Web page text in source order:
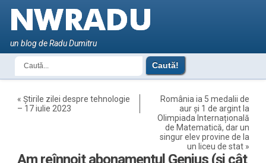
un blog de Radu Dumitru
«Știrile zilei despre tehnologie
– 17 iulie 2023
România ia 5 medalii de
aur și 1 de argint la
Olimpiada Internațională
de Matematică, dar un
singur elev provine de la
un liceu de stat »
Am reînnoit abonamentul Genius (și cât